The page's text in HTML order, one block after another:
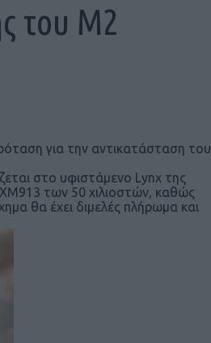
του M2
για την αντικατάσταση του
στο υφιστάμενο Lynx της
των 50 χιλιοστών, καθώς
θα έχει διμελές πλήρωμα και